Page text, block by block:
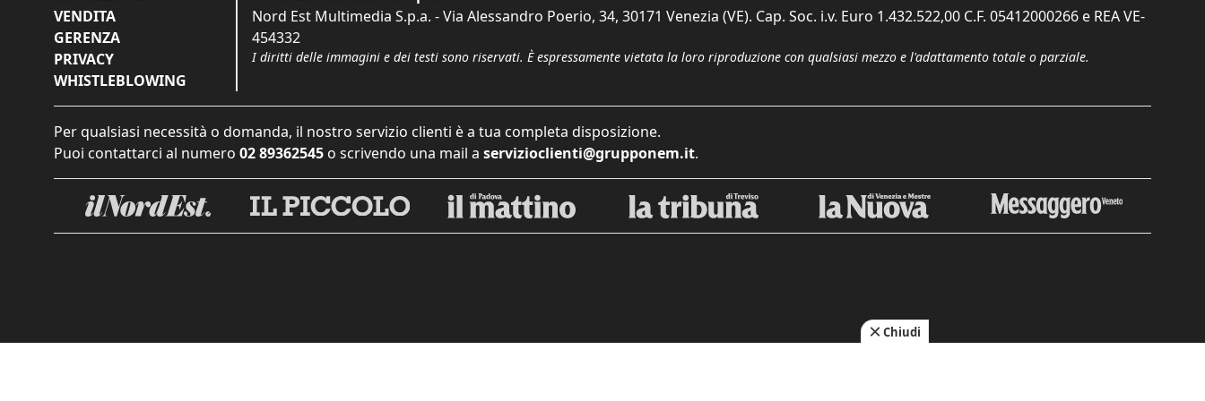
VENDITA
GERENZA
PRIVACY
WHISTLEBLOWING
Nord Est Multimedia S.p.a. - Via Alessandro Poerio, 34, 30171 Venezia (VE). Cap. Soc. i.v. Euro 1.432.522,00 C.F. 05412000266 e REA VE-
454332
I diritti delle immagini e dei testi sono riservati. È espressamente vietata la loro riproduzione con qualsiasi mezzo e l'adattamento totale o parziale.
Per qualsiasi necessità o domanda, il nostro servizio clienti è a tua completa disposizione.
Puoi contattarci al numero 02 89362545 o scrivendo una mail a servizioclienti@grupponem.it.
Chiudi